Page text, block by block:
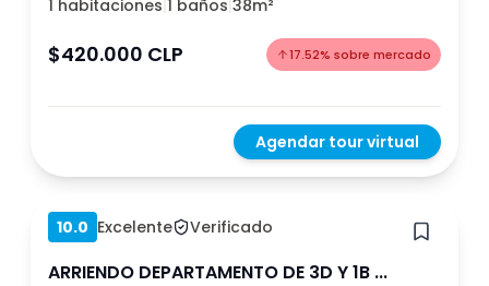
Bodega
Oficina
Amoblado
Mascota
Metro cerca
Piscina
Gastos comunes
1 habitaciones|1 baños|38m²
$420.000 CLP 17.52% sobre mercado
Agendar tour virtual
Hace 1 año
10.0 Excelente Verificado
ARRIENDO DEPARTAMENTO DE 3D Y 1B ...